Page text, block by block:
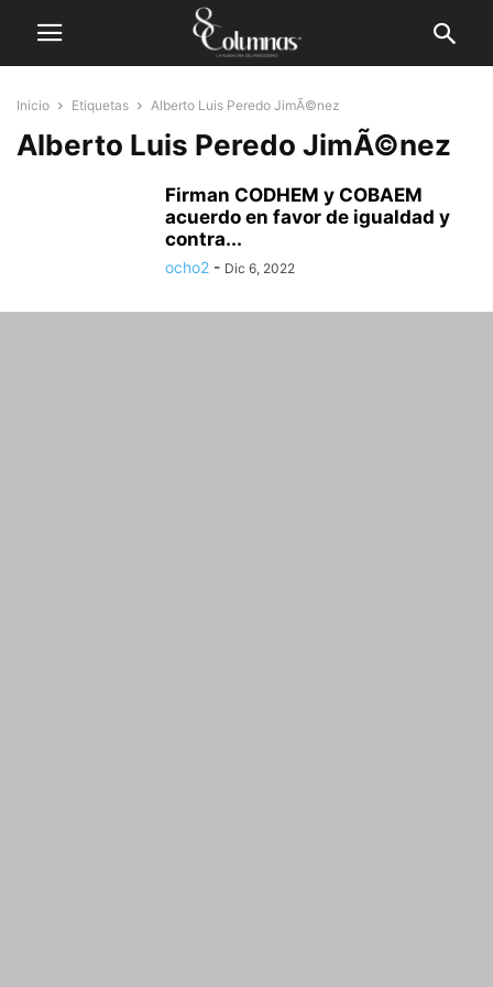
Inicio Etiquetas Alberto Luis Peredo JimÃ©nez
Alberto Luis Peredo JimÃ©nez
Firman CODHEM y COBAEM
acuerdo en favor de igualdad y
contra...
ocho2 - Dic 6, 2022